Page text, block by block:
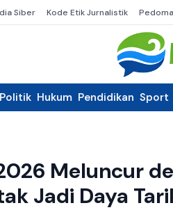
Siber Kode Etik Jurnalistik
Politik Hukum Pendidikan Sport
Meluncur
Jadi Daya